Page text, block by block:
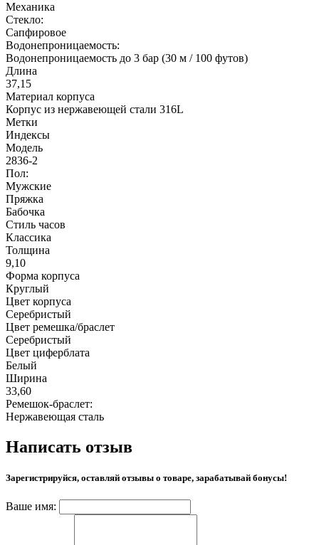
Механика
Стекло:
Сапфировое
Водонепроницаемость:
Водонепроницаемость до 3 бар (30 м / 100 футов)
Длина
37,15
Материал корпуса
Корпус из нержавеющей стали 316L
Метки
Индексы
Модель
2836-2
Пол:
Мужские
Пряжка
Бабочка
Стиль часов
Классика
Толщина
9,10
Форма корпуса
Круглый
Цвет корпуса
Серебристый
Цвет ремешка/браслет
Серебристый
Цвет циферблата
Белый
Ширина
33,60
Ремешок-браслет:
Нержавеющая сталь
Написать отзыв
Зарегистрируйся, оставляй отзывы о товаре, зарабатывай бонусы!
Ваше имя: